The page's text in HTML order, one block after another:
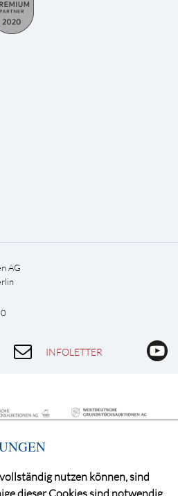
AG
INFOLETTER
nutzen können, sind
dieser Cookies sind notwendig,